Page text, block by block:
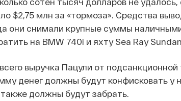
$2,75 млн за «тормоза». Средства
они снимали крупные суммы
на BMW 740i и яхту Sea Ray
выручка Пацули от подсанкционной
денег должны будут конфисковать у
должны будут забрать.